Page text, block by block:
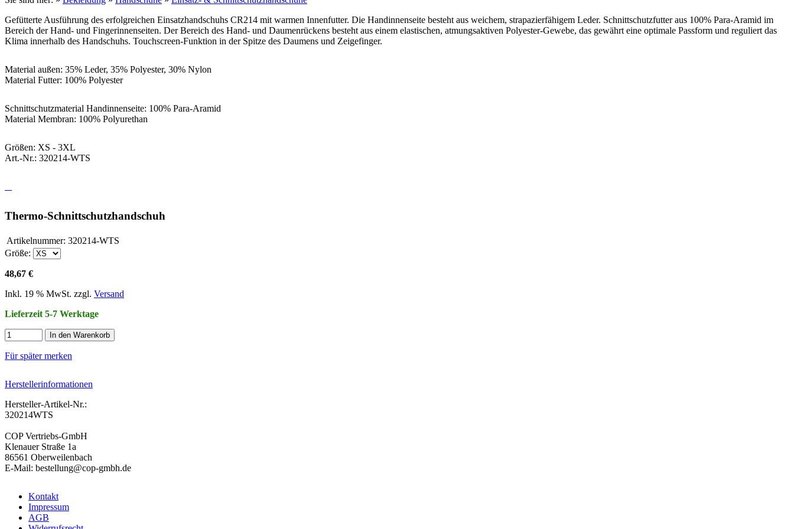
Gefütterte Ausführung des erfolgreichen Einsatzhandschuhs CR214 mit warmen Innenfutter. Die Handinnenseite besteht aus weichem, strapazierfähigem Leder. Schnittschutzfutter aus 100% Para-Aramid im
Bereich der Hand- und Fingerinnenseiten. Der Bereich des Hand- und Daumenrückens besteht aus einem elastischen, atmungsaktiven Polyester-Gewebe, das gewährt eine optimale Passform und reguliert das
Klima innerhalb des Handschuhs. Touchscreen-Funktion in der Spitze des Daumens und Zeigefinger.
Material außen: 35% Leder, 35% Polyester, 30% Nylon
Material Futter: 100% Polyester
Schnittschutzmaterial Handinnenseite: 100% Para-Aramid
Material Membran: 100% Polyurethan
Größen: XS - 3XL
Art.-Nr.: 320214-WTS
Thermo-Schnittschutzhandschuh
Artikelnummer: 320214-WTS
Größe:
48,67 €
Inkl. 19 % MwSt. zzgl. Versand
Lieferzeit 5-7 Werktage
In den Warenkorb
Für später merken
Herstellerinformationen
Hersteller-Artikel-Nr.:
320214WTS
COP Vertriebs-GmbH
Klenauer Straße 1a
86561 Oberweilenbach
E-Mail: bestellung@cop-gmbh.de
Kontakt
Impressum
AGB